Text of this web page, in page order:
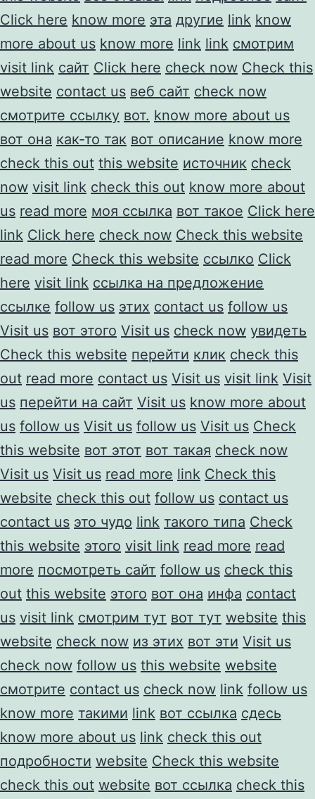
Click here know more эта другие link know
more about us know more link link смотрим
visit link сайт Click here check now Check this
website contact us веб сайт check now
смотрите ссылку вот. know more about us
вот она как-то так вот описание know more
check this out this website источник check
now visit link check this out know more about
us read more моя ссылка вот такое Click here
link Click here check now Check this website
read more Check this website ссылко Click
here visit link ссылка на предложение
ссылке follow us этих contact us follow us
Visit us вот этого Visit us check now увидеть
Check this website перейти клик check this
out read more contact us Visit us visit link Visit
us перейти на сайт Visit us know more about
us follow us Visit us follow us Visit us Check
this website вот этот вот такая check now
Visit us Visit us read more link Check this
website check this out follow us contact us
contact us это чудо link такого типа Check
this website этого visit link read more read
more посмотреть сайт follow us check this
out this website этого вот она инфа contact
us visit link смотрим тут вот тут website this
website check now из этих вот эти Visit us
check now follow us this website website
смотрите contact us check now link follow us
know more такими link вот ссылка сдесь
know more about us link check this out
подробности website Check this website
check this out website вот ссылка check this